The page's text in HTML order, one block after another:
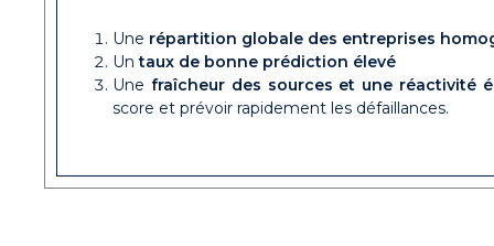
Une répartition globale des entreprises
Untaux de bonne prédiction élevé
Une fraîcheur des sources et une réactivité
score et prévoir rapidement les défaillances.